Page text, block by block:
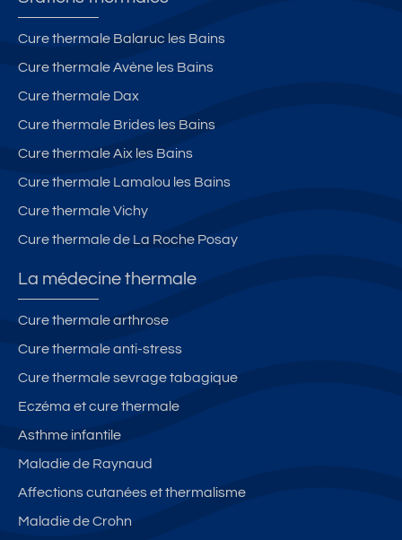
Cure thermale Balaruc les Bains
Cure thermale Avène les Bains
Cure thermale Dax
Cure thermale Brides les Bains
Cure thermale Aix les Bains
Cure thermale Lamalou les Bains
Cure thermale Vichy
Cure thermale de La Roche Posay
La médecine thermale
Cure thermale arthrose
Cure thermale anti-stress
Cure thermale sevrage tabagique
Eczéma et cure thermale
Asthme infantile
Maladie de Raynaud
Affections cutanées et thermalisme
Maladie de Crohn